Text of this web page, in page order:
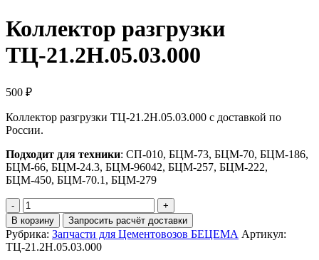
Коллектор разгрузки
ТЦ-21.2Н.05.03.000
500 ₽
Коллектор разгрузки ТЦ-21.2Н.05.03.000 с доставкой по
России.
Подходит для техники: СП-010, БЦМ-73, БЦМ-70, БЦМ-186,
БЦМ-66, БЦМ-24.3, БЦМ-96042, БЦМ-257, БЦМ-222,
БЦМ-450, БЦМ-70.1, БЦМ-279
Количество
Коллектор
разгрузки
ТЦ-21.2Н.05.03.000
В корзину Запросить расчёт доставки
Рубрика: Запчасти для Цементовозов БЕЦЕМА Артикул:
ТЦ-21.2Н.05.03.000